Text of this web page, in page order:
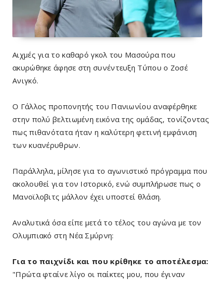
Αιχμές για το καθαρό γκολ του Μασούρα που
ακυρώθηκε άφησε στη συνέντευξη Τύπου ο Ζοσέ
Ανιγκό.
Ο Γάλλος προπονητής του Πανιωνίου αναφέρθηκε
στην πολύ βελτιωμένη εικόνα της ομάδας, τονίζοντας
πως πιθανότατα ήταν η καλύτερη φετινή εμφάνιση
των κυανέρυθρων.
Παράλληλα, μίλησε για το αγωνιστικό πρόγραμμα που
ακολουθεί για τον Ιστορικό, ενώ συμπλήρωσε πως ο
Μανοϊλοβιτς μάλλον έχει υποστεί θλάση.
Αναλυτικά όσα είπε μετά το τέλος του αγώνα με τον
Ολυμπιακό στη Νέα Σμύρνη:
Για το παιχνίδι και που κρίθηκε το αποτέλεσμα:
"Πρώτα φταίνε λίγο οι παίκτες μου, που έγιναν